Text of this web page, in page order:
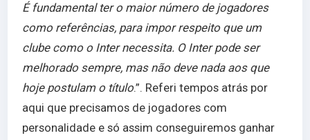
É fundamental ter o maior número de jogadores
como referências, para impor respeito que um
clube como o Inter necessita. O Inter pode ser
melhorado sempre, mas não deve nada aos que
hoje postulam o título.”. Referi tempos atrás por
aqui que precisamos de jogadores com
personalidade e só assim conseguiremos ganhar